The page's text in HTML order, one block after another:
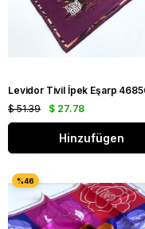
$ 27.78
$ 51.39
Hinzufügen